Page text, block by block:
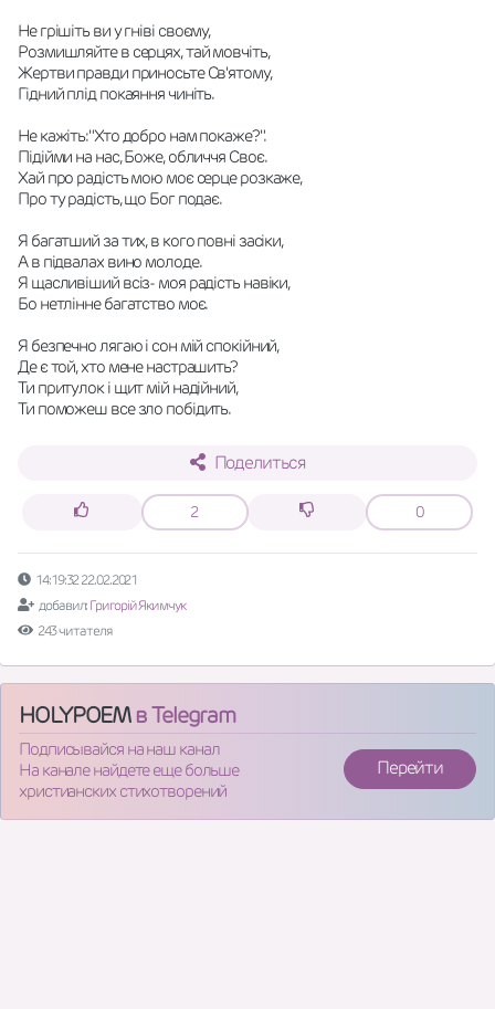
Не грішіть ви у гніві своєму,
Розмишляйте в серцях, тай мовчіть,
Жертви правди приносьте Св'ятому,
Гідний плід покаяння чиніть.
Не кажіть:"Хто добро нам покаже?".
Підійми на нас, Боже, обличчя Своє.
Хай про радість мою моє серце розкаже,
Про ту радість, що Бог подає.
Я багатший за тих, в кого повні засіки,
А в підвалах вино молоде.
Я щасливіший всіз- моя радість навіки,
Бо нетлінне багатство моє.
Я безпечно лягаю і сон мій спокійний,
Де є той, хто мене настрашить?
Ти притулок і щит мій надійний,
Ти поможеш все зло побідить.
Поделиться
2 0
14:19:32 22.02.2021
добавил: Григорій Якимчук
243 читателя
HOLYPOEMв Telegram
Подписывайся на наш канал
На канале найдете еще больше
христианских стихотворений
Перейти